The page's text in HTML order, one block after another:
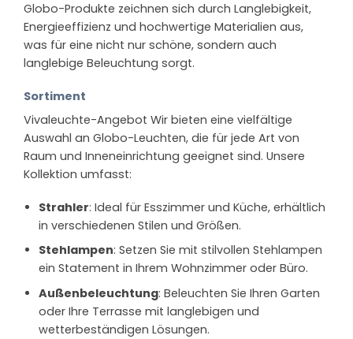
Globo-Produkte zeichnen sich durch Langlebigkeit,
Energieeffizienz und hochwertige Materialien aus,
was für eine nicht nur schöne, sondern auch
langlebige Beleuchtung sorgt.
Sortiment
Vivaleuchte-Angebot Wir bieten eine vielfältige
Auswahl an Globo-Leuchten, die für jede Art von
Raum und Inneneinrichtung geeignet sind. Unsere
Kollektion umfasst:
Strahler: Ideal für Esszimmer und Küche, erhältlich
in verschiedenen Stilen und Größen.
Stehlampen: Setzen Sie mit stilvollen Stehlampen
ein Statement in Ihrem Wohnzimmer oder Büro.
Außenbeleuchtung: Beleuchten Sie Ihren Garten
oder Ihre Terrasse mit langlebigen und
wetterbeständigen Lösungen.